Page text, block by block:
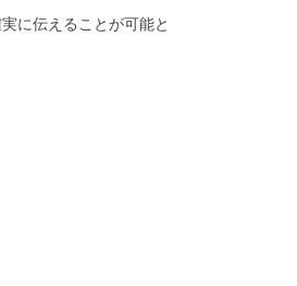
実に伝えることが可能と